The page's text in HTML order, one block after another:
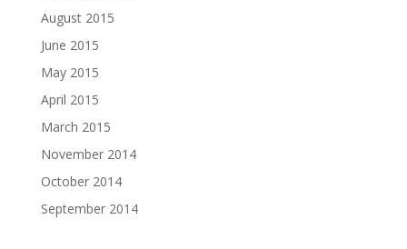
August 2015
June 2015
May 2015
April 2015
March 2015
November 2014
October 2014
September 2014